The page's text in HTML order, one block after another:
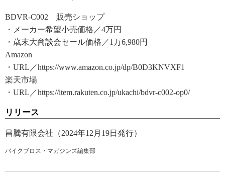
BDVR-C002 販売ショップ
・メーカー希望小売価格／4万円
・歳末大商談会セール価格／1万6,980円
Amazon
・URL／https://www.amazon.co.jp/dp/B0D3KNVXF1
楽天市場
・URL／https://item.rakuten.co.jp/ukachi/bdvr-c002-op0/
リリース
昌騰有限会社（2024年12月19日発行）
バイクブロス・マガジンズ編集部